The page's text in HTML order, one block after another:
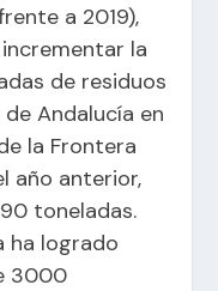
a 2019),
la
de residuos
Andalucía en
la Frontera
año anterior,
toneladas.
ha logrado
3000